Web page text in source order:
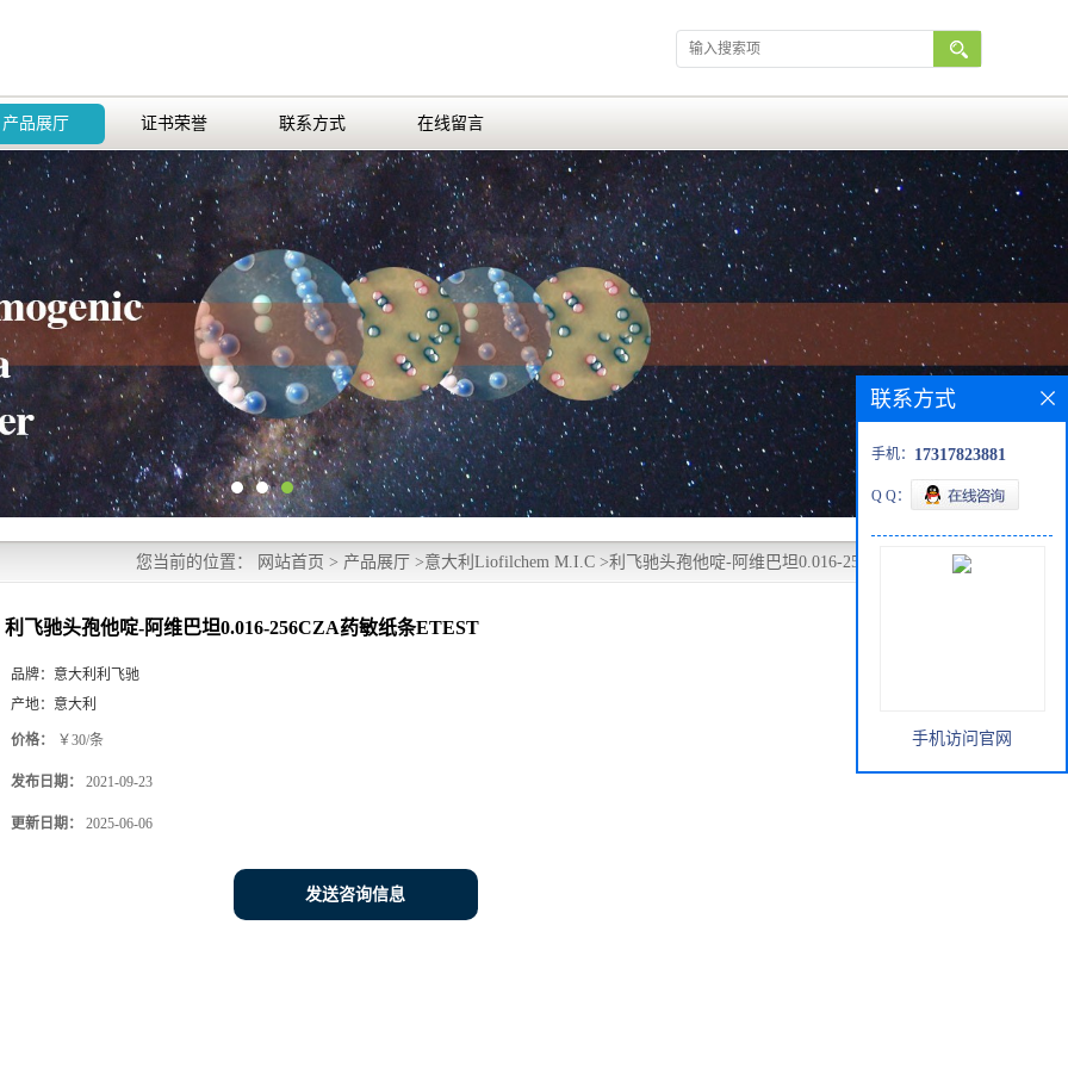
产品展厅 证书荣誉 联系方式 在线留言
您当前的位置： 网站首页 > 产品展厅 >意大利Liofilchem M.I.C >利飞驰头孢他啶-阿维巴坦0.016-256CZA药敏纸条
利飞驰头孢他啶-阿维巴坦0.016-256CZA药敏纸条ETEST
品牌： 意大利利飞驰
产地： 意大利
价格： ￥30/条
发布日期： 2021-09-23
更新日期： 2025-06-06
发送咨询信息
联系方式
手机： 17317823881
Q Q：
手机访问官网